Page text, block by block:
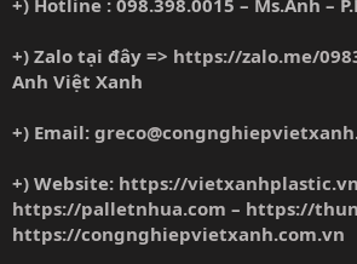
+) Hotline : 098.398.0015 – Ms.Anh –
+) Zalo tại đây => https://zalo.me/
Anh Việt Xanh
+) Email:
+) Website: https://vietxanhplastic.vn
https://palletnhua.com – https://
https://congnghiepvietxanh.com.vn